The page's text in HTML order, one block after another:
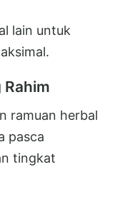
lain untuk
ramuan herbal
pasca
tingkat